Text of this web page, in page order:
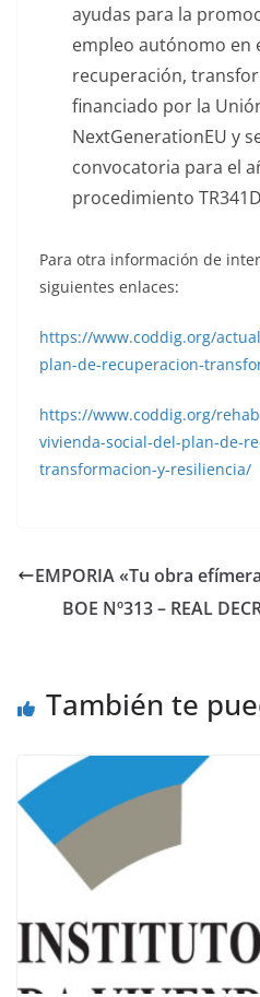
ayudas para la
empleo autónomo en
recuperación,
financiado por la
NextGenerationEU y
convocatoria para el
procedimiento
Para otra información de
siguientes enlaces:
https://www.coddig.org/
plan-de-recuperacion-
https://www.coddig.org/
vivienda-social-del-plan-de-
transformacion-y-resiliencia/
EMPORIA «Tu obra
BOE Nº313 – REAL
También te